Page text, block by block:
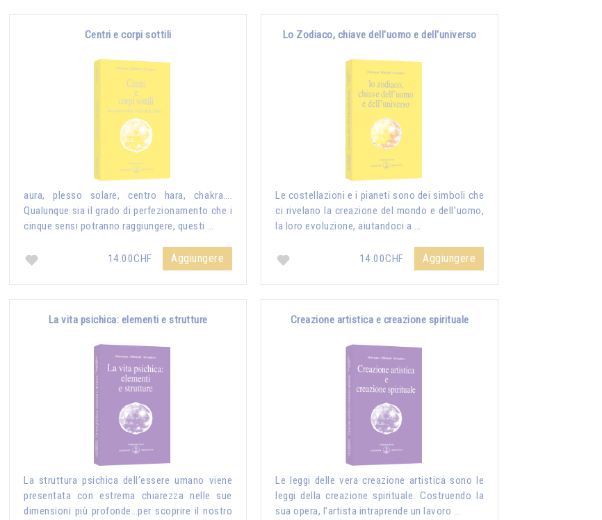
Centri e corpi sottili
aura, plesso solare, centro hara, chakra….
Qualunque sia il grado di perfezionamento che i
cinque sensi potranno raggiungere, questi …
14.00CHF Aggiungere
Lo Zodiaco, chiave dell'uomo e dell'universo
Le costellazioni e i pianeti sono dei simboli che
ci rivelano la creazione del mondo e dell’uomo,
la loro evoluzione, aiutandoci a …
14.00CHF Aggiungere
La vita psichica: elementi e strutture
La struttura psichica dell’essere umano viene
presentata con estrema chiarezza nelle sue
dimensioni più profonde…per scoprire il nostro
Creazione artistica e creazione spirituale
Le leggi delle vera creazione artistica sono le
leggi della creazione spirituale. Costruendo la
sua opera, l’artista intraprende un lavoro …